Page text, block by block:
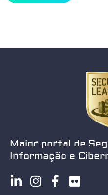
Maior portal de
Informação e